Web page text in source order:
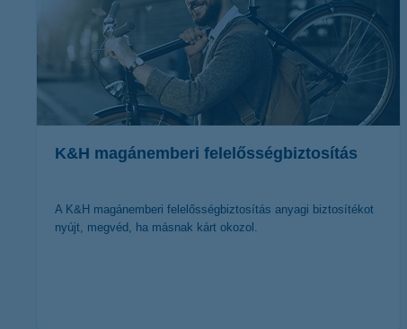
K&H magánemberi felelősségbiztosítás
A K&H magánemberi felelősségbiztosítás anyagi biztosítékot
nyújt, megvéd, ha másnak kárt okozol.